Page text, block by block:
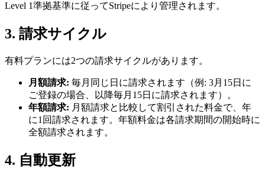
Level 1準拠基準に従ってStripeにより管理されます。
3. 請求サイクル
有料プランには2つの請求サイクルがあります。
月額請求: 毎月同じ日に請求されます（例: 3月15日に
ご登録の場合、以降毎月15日に請求されます）。
年額請求: 月額請求と比較して割引された料金で、年
に1回請求されます。年額料金は各請求期間の開始時に
全額請求されます。
4. 自動更新